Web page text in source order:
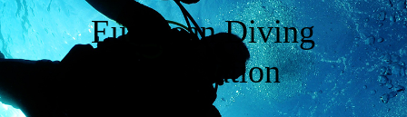
European Diving
Association